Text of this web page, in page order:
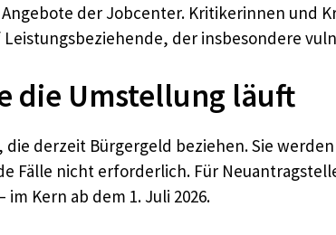
der Jobcenter. Kritikerinnen und
der insbesondere
die Umstellung läuft
derzeit Bürgergeld beziehen. Sie
Fälle nicht erforderlich. Für
Kern ab dem 1. Juli 2026.